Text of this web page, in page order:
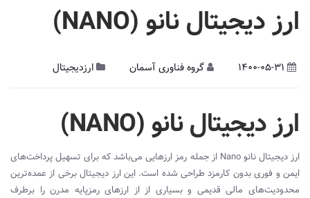
ارز دیجیتال نانو (NANO)
1400-05-31 گروه فناوری آسمان ارزدیجیتال
ارز دیجیتالنانو (NANO
)
ارز دیجیتال نانو Nano از جمله رمز ارزهایی می‌باشد که برای تسهیل پرداخت‌های
ایمن و فوری بدون کارمزد طراحی شده است. این ارز دیجیتال برخی از عمده‌ترین
محدودیت‌های مالی قدیمی و بسیاری از از ارزهای رمزپایه مدرن را برطرف